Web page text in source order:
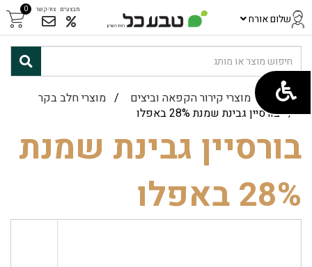
שלום אורח
0 צור-קשר מבצעים
ראשי/ מוצרי קירור הקפאה וביצים / מוצרי חלב בקר
/ בורסיין גבינת שמנת 28% באפלו
בורסיין גבינת שמנת
28% באפלו